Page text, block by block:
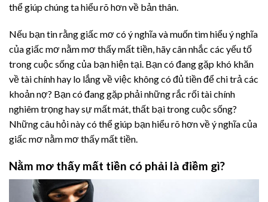
thể giúp chúng ta hiểu rõ hơn về bản thân.
Nếu bạn tin rằng giấc mơ có ý nghĩa và muốn tìm hiểu ý nghĩa
của giấc mơ nằm mơ thấy mất tiền, hãy cân nhắc các yếu tố
trong cuộc sống của bạn hiện tại. Bạn có đang gặp khó khăn
về tài chính hay lo lắng về việc không có đủ tiền để chi trả các
khoản nợ? Bạn có đang gặp phải những rắc rối tài chính
nghiêm trọng hay sự mất mát, thất bại trong cuộc sống?
Những câu hỏi này có thể giúp bạn hiểu rõ hơn về ý nghĩa của
giấc mơ nằm mơ thấy mất tiền.
Nằm mơ thấy mất tiền có phải là điềm gì?